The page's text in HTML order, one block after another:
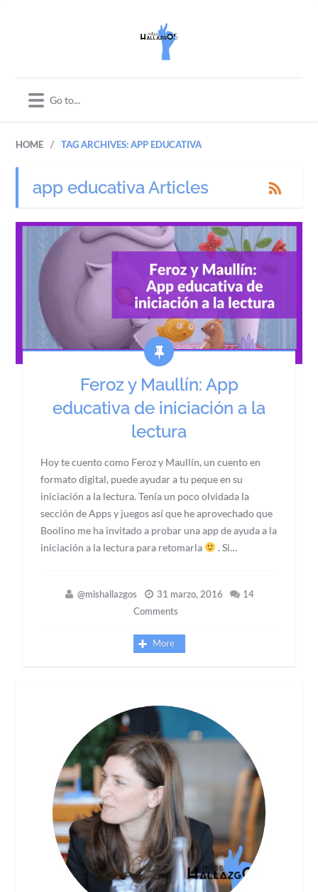
HOME / TAG ARCHIVES: APP EDUCATIVA
app educativa Articles
Feroz y Maullín: App
educativa de iniciación a la
lectura
Hoy te cuento como Feroz y Maullín, un cuento en
formato digital, puede ayudar a tu peque en su
iniciación a la lectura. Tenía un poco olvidada la
sección de Apps y juegos así que he aprovechado que
Boolino me ha invitado a probar una app de ayuda a la
iniciación a la lectura para retomarla
. Si…
@mishallazgos 31 marzo, 2016
14
Comments
More